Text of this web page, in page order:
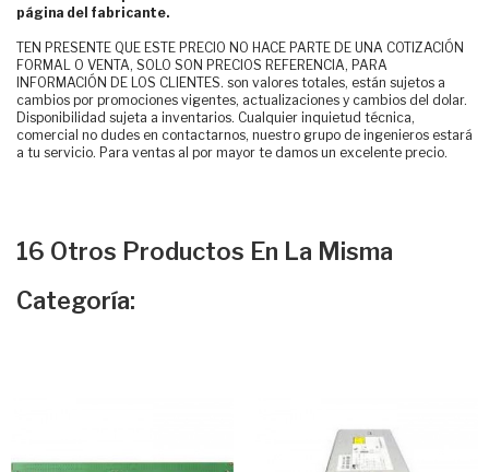
página del fabricante.
TEN PRESENTE QUE ESTE PRECIO NO HACE PARTE DE UNA COTIZACIÓN
FORMAL O VENTA, SOLO SON PRECIOS REFERENCIA, PARA
INFORMACIÓN DE LOS CLIENTES. son valores totales, están sujetos a
cambios por promociones vigentes, actualizaciones y cambios del dolar.
Disponibilidad sujeta a inventarios. Cualquier inquietud técnica,
comercial no dudes en contactarnos, nuestro grupo de ingenieros estará
a tu servicio. Para ventas al por mayor te damos un excelente precio.
16 Otros Productos En La Misma
Categoría: